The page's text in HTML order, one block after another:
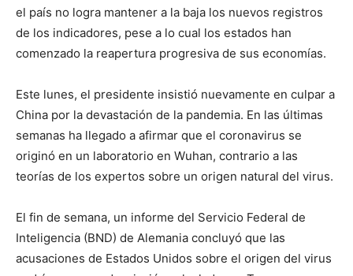
el país no logra mantener a la baja los nuevos registros
de los indicadores, pese a lo cual los estados han
comenzado la reapertura progresiva de sus economías.
Este lunes, el presidente insistió nuevamente en culpar a
China por la devastación de la pandemia. En las últimas
semanas ha llegado a afirmar que el coronavirus se
originó en un laboratorio en Wuhan, contrario a las
teorías de los expertos sobre un origen natural del virus.
El fin de semana, un informe del Servicio Federal de
Inteligencia (BND) de Alemania concluyó que las
acusaciones de Estados Unidos sobre el origen del virus